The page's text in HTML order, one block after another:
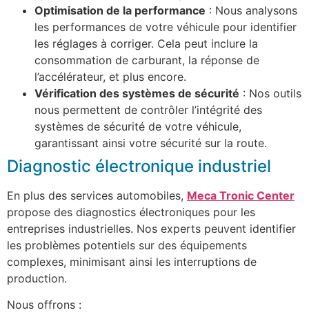
Optimisation de la performance : Nous analysons
les performances de votre véhicule pour identifier
les réglages à corriger. Cela peut inclure la
consommation de carburant, la réponse de
l’accélérateur, et plus encore.
Vérification des systèmes de sécurité : Nos outils
nous permettent de contrôler l’intégrité des
systèmes de sécurité de votre véhicule,
garantissant ainsi votre sécurité sur la route.
Diagnostic électronique industriel
En plus des services automobiles, Meca Tronic Center
propose des diagnostics électroniques pour les
entreprises industrielles. Nos experts peuvent identifier
les problèmes potentiels sur des équipements
complexes, minimisant ainsi les interruptions de
production.
Nous offrons :